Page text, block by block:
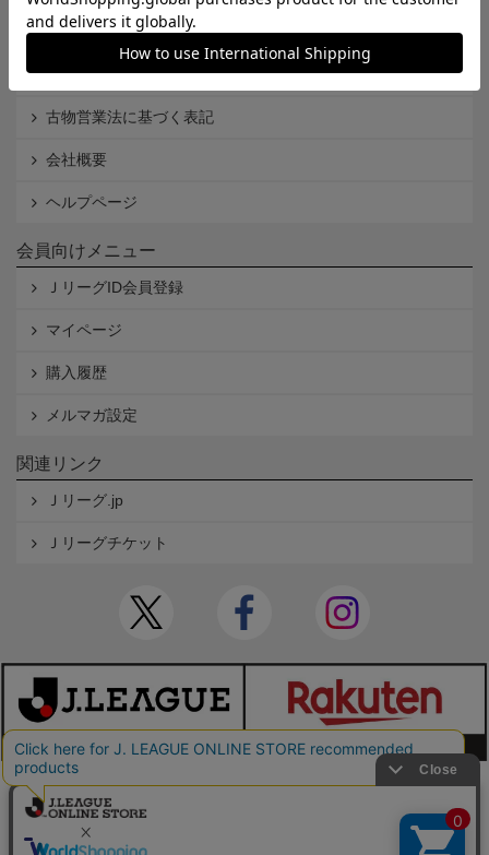
Cookieポリシー
特定商取引法に基づく表記
古物営業法に基づく表記
会社概要
ヘルプページ
会員向けメニュー
ＪリーグID会員登録
マイページ
購入履歴
メルマガ設定
関連リンク
Ｊリーグ.jp
Ｊリーグチケット
本サイトで使用している文章・画像等の無断での複製・転載を禁止します。
© JAPAN PROFESSIONAL FOOTBALL LEAGUE Rakuten Group, Inc. ALL RIGHTS RE